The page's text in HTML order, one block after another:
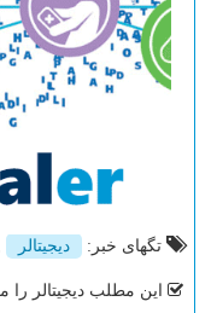
تگهای خبر: دیجیتالر
این مطلب دیجیتالر را